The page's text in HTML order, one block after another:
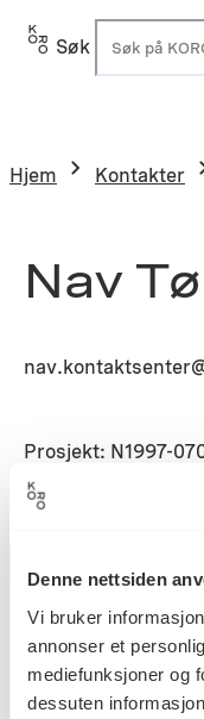
Denne nettsiden
Vi bruker
annonser et
mediefunksjoner og
dessuten
Søk
Hjem Kontakter
Nav
Prosjekt: N1997-